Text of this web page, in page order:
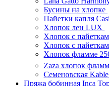
Бусины на хлопке
Пайетки капля
Хлопок лен LUX
Хлопок с
Хлопок с
Хлопок фламме
Zaza хлопок
Семеновская Kable
Пряжа бобинная Inca